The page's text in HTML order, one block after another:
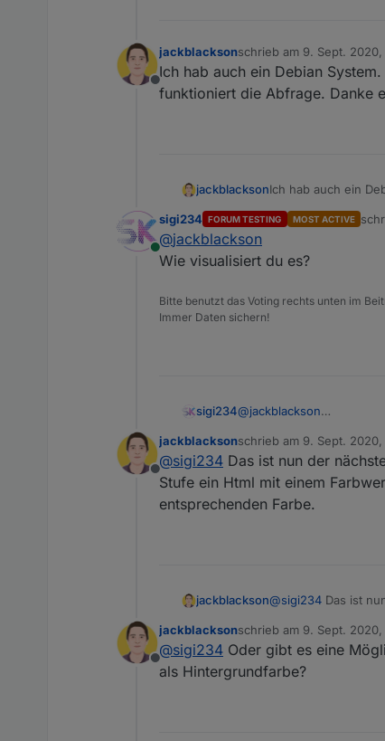
Offline
jackblacksonschrieb am 9. Sept. 2020,
zuletzt editiert von
Ich hab auch ein Debian
funktioniert die Abfrage. Danke
jackblacksonIch hab auch ein
Online
sigi234 FORUM TESTING MOST ACTIVE
@jackblackson
Wie visualisiert du es?
Bitte benutzt das Voting rechts unten im
Immer Daten sichern!
sigi234@jackblackson
Offline
jackblacksonschrieb am 9. Sept. 2020,
zuletzt editiert von
@sigi234 Das ist nun der
Stufe ein Html mit einem
entsprechenden Farbe.
jackblackson@sigi234 Das ist
entsprechenden
Offline
jackblacksonschrieb am 9. Sept. 2020,
zuletzt editiert von
@sigi234 Oder gibt es eine
als Hintergrundfarbe?